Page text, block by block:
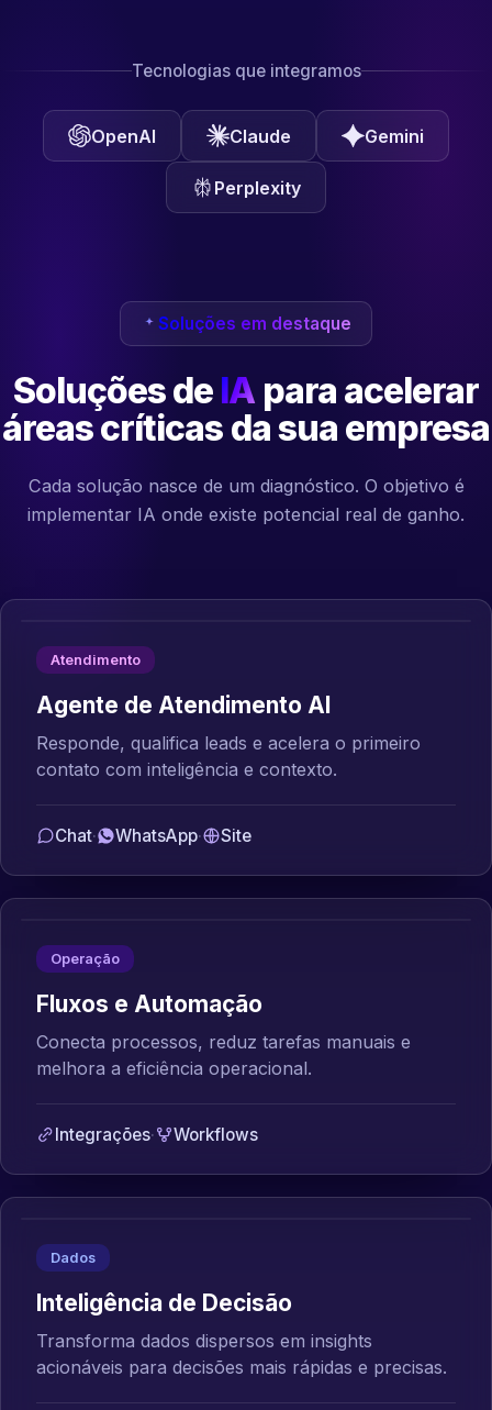
Tecnologias que integramos
OpenAI Claude Gemini
Perplexity
Soluções em destaque
Soluções de IA para acelerar
áreas críticas da sua empresa
Cada solução nasce de um diagnóstico. O objetivo é
implementar IA onde existe potencial real de ganho.
Atendimento
Agente de Atendimento AI
Responde, qualifica leads e acelera o primeiro
contato com inteligência e contexto.
Chat· WhatsApp· Site
Operação
Fluxos e Automação
Conecta processos, reduz tarefas manuais e
melhora a eficiência operacional.
Integrações· Workflows
Dados
Inteligência de Decisão
Transforma dados dispersos em insights
acionáveis para decisões mais rápidas e precisas.